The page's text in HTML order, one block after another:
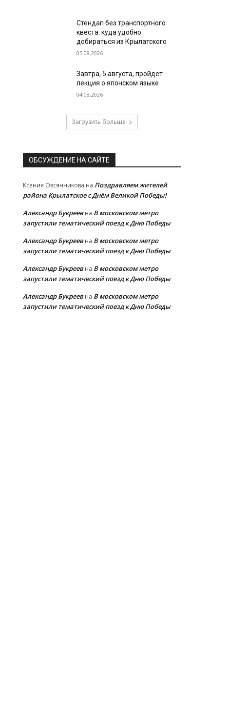
Стендап без транспортного
квеста: куда удобно
добираться из Крылатского
05.08.2026
Завтра, 5 августа, пройдет
лекция о японском языке
04.08.2026
Загрузить больше
ОБСУЖДЕНИЕ НА САЙТЕ
Ксения Овсянникова на Поздравляем жителей
района Крылатское с Днём Великой Победы!
Александр Букреевна В московском метро
запустили тематический поезд к Дню Победы
Александр Букреевна В московском метро
запустили тематический поезд к Дню Победы
Александр Букреевна В московском метро
запустили тематический поезд к Дню Победы
Александр Букреевна В московском метро
запустили тематический поезд к Дню Победы